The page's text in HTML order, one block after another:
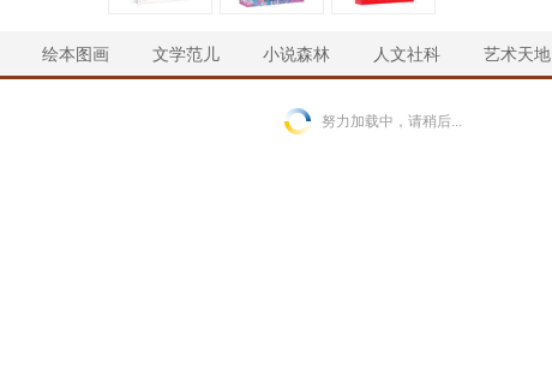
￥ ￥ ￥ ￥
绘本图画 文学范儿 小说森林 人文社科 艺术天地
努力加载中，请稍后...